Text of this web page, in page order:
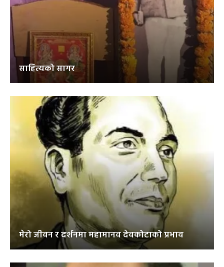
साहित्यको सागर
मेरो जीवन र दर्शनमा महामानव देवकोटाको प्रभाव